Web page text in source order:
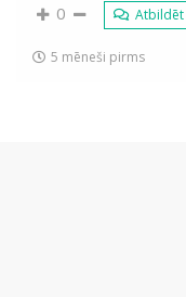
0 Atbildēt
5 mēneši pirms